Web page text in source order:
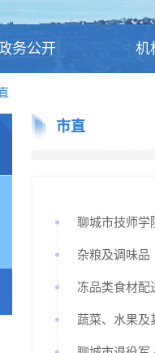
务公开 机
市直
聊城市技师学
杂粮及调味品
冻品类食材配
蔬菜、水果及